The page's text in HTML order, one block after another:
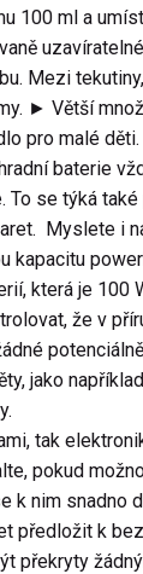
100 ml a
Mezi
► Větší
pro malé děti.
baterie
To se týká
Myslete i
kapacitu
která je 100
že v
potenciálně
jako
tak
pokud
k nim snadno
předložit k
překryty